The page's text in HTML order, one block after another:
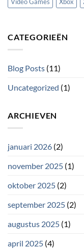
Video Games Xbox
CATEGORIEËN
Blog Posts (11)
Uncategorized (1)
ARCHIEVEN
januari 2026 (2)
november 2025 (1)
oktober 2025 (2)
september 2025 (2)
augustus 2025 (1)
april 2025 (4)